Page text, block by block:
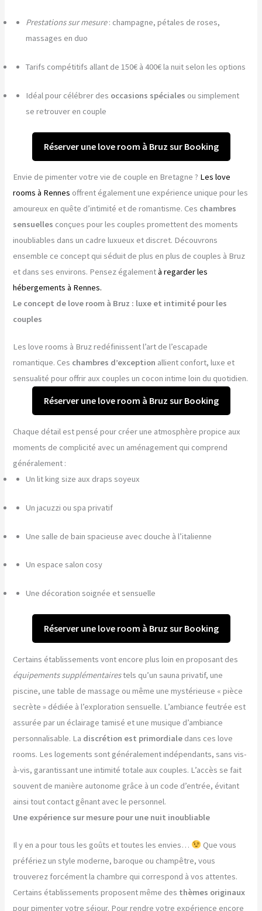
Prestations sur mesure: champagne, pétales de roses,
massages en duo
Tarifs compétitifs allant de 150€ à 400€ la nuit selon les options
Idéal pour célébrer des occasions spéciales ou simplement
se retrouver en couple
Réserver une love room à Bruz sur Booking
Envie de pimenter votre vie de couple en Bretagne ? Les love
rooms à Rennes offrent également une expérience unique pour les
amoureux en quête d’intimité et de romantisme. Ces chambres
sensuelles conçues pour les couples promettent des moments
inoubliables dans un cadre luxueux et discret. Découvrons
ensemble ce concept qui séduit de plus en plus de couples à Bruz
et dans ses environs. Pensez égalementà regarder les
hébergements à Rennes.
Le concept de love room à Bruz : luxe et intimité pour les
couples
Les love rooms à Bruz redéfinissent l’art de l’escapade
romantique. Ces chambres d’exception allient confort, luxe et
sensualité pour offrir aux couples un cocon intime loin du quotidien.
Réserver une love room à Bruz sur Booking
Chaque détail est pensé pour créer une atmosphère propice aux
moments de complicité avec un aménagement qui comprend
généralement :
Un lit king size aux draps soyeux
Un jacuzzi ou spa privatif
Une salle de bain spacieuse avec douche à l’italienne
Un espace salon cosy
Une décoration soignée et sensuelle
Réserver une love room à Bruz sur Booking
Certains établissements vont encore plus loin en proposant des
équipements supplémentairestels qu’un sauna privatif, une
piscine, une table de massage ou même une mystérieuse « pièce
secrète » dédiée à l’exploration sensuelle. L’ambiance feutrée est
assurée par un éclairage tamisé et une musique d’ambiance
personnalisable. La discrétion est primordiale dans ces love
rooms. Les logements sont généralement indépendants, sans vis-
à-vis, garantissant une intimité totale aux couples. L’accès se fait
souvent de manière autonome grâce à un code d’entrée, évitant
ainsi tout contact gênant avec le personnel.
Une expérience sur mesure pour une nuit inoubliable
Il y en a pour tous les goûts et toutes les envies…
Que vous
préfériez un style moderne, baroque ou champêtre, vous
trouverez forcément la chambre qui correspond à vos attentes.
Certains établissements proposent même des thèmes originaux
pour pimenter votre séjour. Pour rendre votre expérience encore